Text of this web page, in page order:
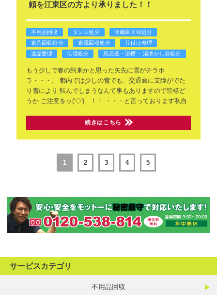
頼を江東区の方より承りました！！
不用品回収 タンス処分
冷蔵庫回収処分
家具回収処分
家電回収処分
片付け整理
遺品整理
仏壇処分 風呂釜・浴槽・ 湯沸かし器処分
もう少しで春の到来かと思った矢先に雪がチラホ
ラ・・・。
都内では少しの雪でも、交通面に支障がでた
り雪により 転んでしまうなんて事もありますので皆様ど
うかご注意をッ('◇')ゞ！！ ・・・と言っております私自
続きはこちら
1 2 3 4 5
サービスカテゴリ
不用品回収